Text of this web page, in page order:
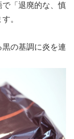
「退廃的な、慎
。
の基調に炎を連